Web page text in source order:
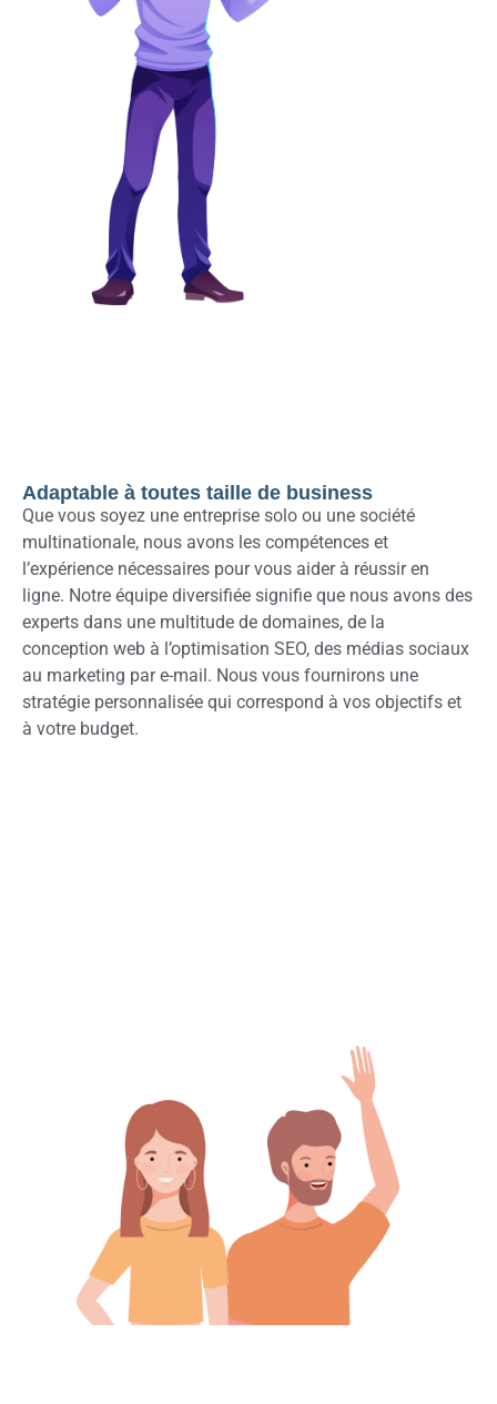
Adaptable à toutes taille de business
Que vous soyez une entreprise solo ou une société
multinationale, nous avons les compétences et
l’expérience nécessaires pour vous aider à réussir en
ligne. Notre équipe diversifiée signifie que nous avons des
experts dans une multitude de domaines, de la
conception web à l’optimisation SEO, des médias sociaux
au marketing par e-mail. Nous vous fournirons une
stratégie personnalisée qui correspond à vos objectifs et
à votre budget.